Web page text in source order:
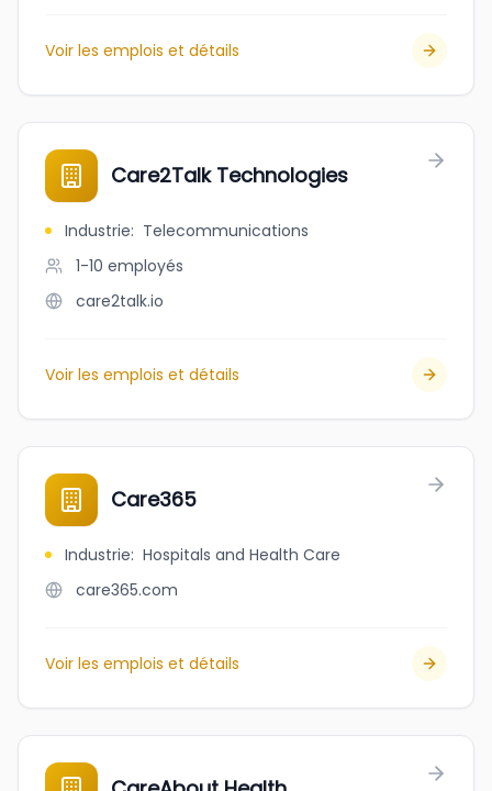
Voir les emplois et détails
Care2Talk Technologies
Industrie: Telecommunications
1-10 employés
care2talk.io
Voir les emplois et détails
Care365
Industrie: Hospitals and Health Care
care365.com
Voir les emplois et détails